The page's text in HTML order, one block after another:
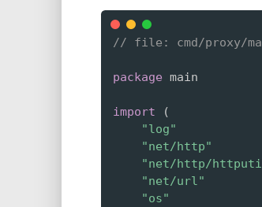
// file: cmd/proxy/
package main
import
(
"log"
"net/http"
"net/http/
"net/url"
"os"